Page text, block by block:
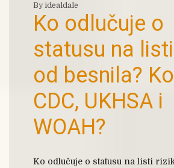
By idealdale
Ko odlučuje o
statusu na
od besnila?
CDC, UKHSA i
WOAH?
Ko odlučuje o statusu na listi